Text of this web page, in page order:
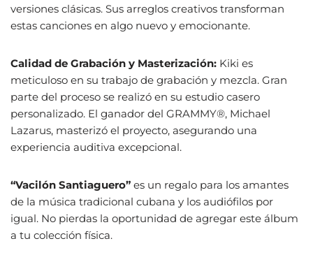
versiones clásicas. Sus arreglos creativos transforman
estas canciones en algo nuevo y emocionante.
Calidad de Grabación y Masterización: Kiki es
meticuloso en su trabajo de grabación y mezcla. Gran
parte del proceso se realizó en su estudio casero
personalizado. El ganador del GRAMMY®, Michael
Lazarus, masterizó el proyecto, asegurando una
experiencia auditiva excepcional.
“Vacilón Santiaguero” es un regalo para los amantes
de la música tradicional cubana y los audiófilos por
igual. No pierdas la oportunidad de agregar este álbum
a tu colección física.